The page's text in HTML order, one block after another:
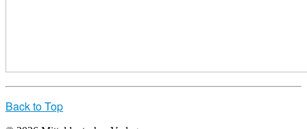
Back to Top